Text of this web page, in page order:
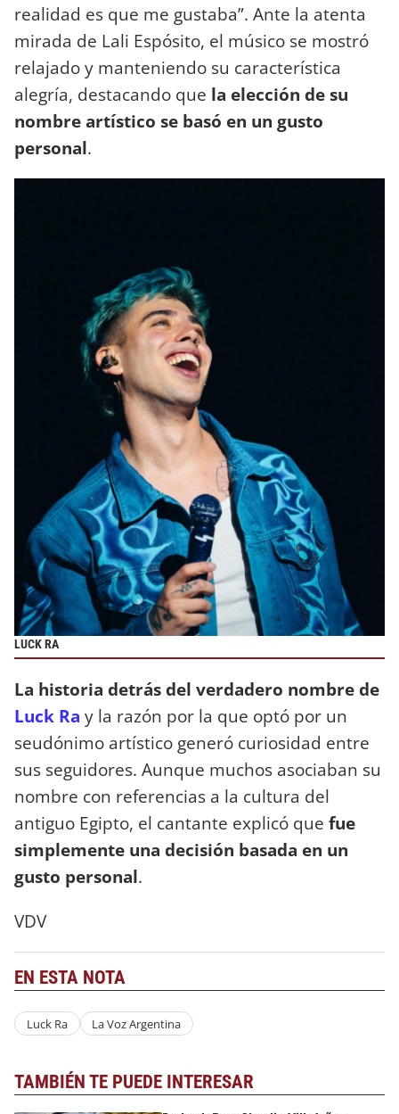
realidad es que me gustaba”. Ante la atenta
mirada de Lali Espósito, el músico se mostró
relajado y manteniendo su característica
alegría, destacando que la elección de su
nombre artístico se basó en un gusto
personal.
LUCK RA
La historia detrás del verdadero nombre de
Luck Ra y la razón por la que optó por un
seudónimo artístico generó curiosidad entre
sus seguidores. Aunque muchos asociaban su
nombre con referencias a la cultura del
antiguo Egipto, el cantante explicó que fue
simplemente una decisión basada en un
gusto personal.
VDV
EN ESTA NOTA
Luck Ra La Voz Argentina
TAMBIÉN TE PUEDE INTERESAR